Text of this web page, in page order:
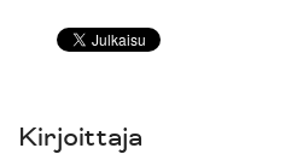
Kirjoittaja